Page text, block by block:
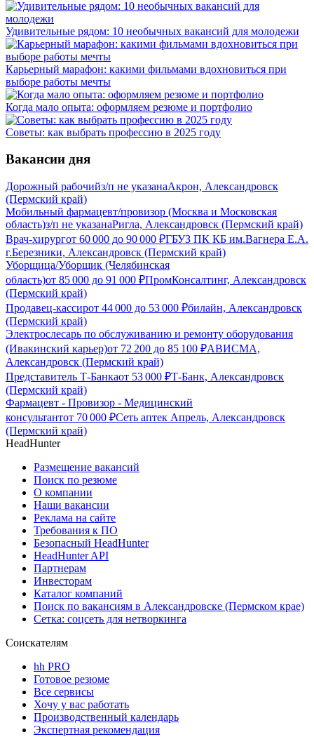
Удивительные рядом: 10 необычных вакансий для молодежи
Карьерный марафон: какими фильмами вдохновиться при
выборе работы мечты
Когда мало опыта: оформляем резюме и портфолио
Советы: как выбрать профессию в 2025 году
Вакансии дня
Дорожный рабочийз/п не указанаАкрон, Александровск
(Пермский край)
Мобильный фармацевт/провизор (Москва и Московская
область)з/п не указанаРигла, Александровск (Пермский край)
Врач-хирургот 60 000 до 90 000 ₽ГБУЗ ПК КБ им.Вагнера Е.А.
г.Березники, Александровск (Пермский край)
Уборщица/Уборщик (Челябинская
область)от 85 000 до 91 000 ₽ПромКонсалтинг, Александровск
(Пермский край)
Продавец-кассирот 44 000 до 53 000 ₽билайн, Александровск
(Пермский край)
Электрослесарь по обслуживанию и ремонту оборудования
(Ивакинский карьер)от 72 200 до 85 100 ₽АВИСМА,
Александровск (Пермский край)
Представитель Т-Банкаот 53 000 ₽Т-Банк, Александровск
(Пермский край)
Фармацевт - Провизор - Медицинский
консультантот 70 000 ₽Сеть аптек Апрель, Александровск
(Пермский край)
HeadHunter
Размещение вакансий
Поиск по резюме
О компании
Наши вакансии
Реклама на сайте
Требования к ПО
Безопасный HeadHunter
HeadHunter API
Партнерам
Инвесторам
Каталог компаний
Поиск по вакансиям в Александровске (Пермском крае)
Сетка: соцсеть для нетворкинга
Соискателям
hh PRO
Готовое резюме
Все сервисы
Хочу у вас работать
Производственный календарь
Экспертная рекомендация